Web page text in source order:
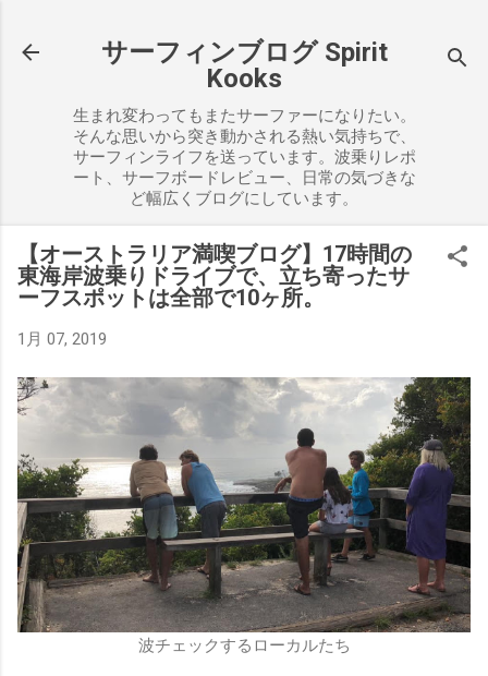
サーフィンブログ Spirit
Kooks
生まれ変わってもまたサーファーになりたい。
そんな思いから突き動かされる熱い気持ちで、
サーフィンライフを送っています。波乗りレポ
ート、サーフボードレビュー、日常の気づきな
ど幅広くブログにしています。
【オーストラリア満喫ブログ】17時間の
東海岸波乗りドライブで、立ち寄ったサ
ーフスポットは全部で10ヶ所。
1月 07, 2019
波チェックするローカルたち